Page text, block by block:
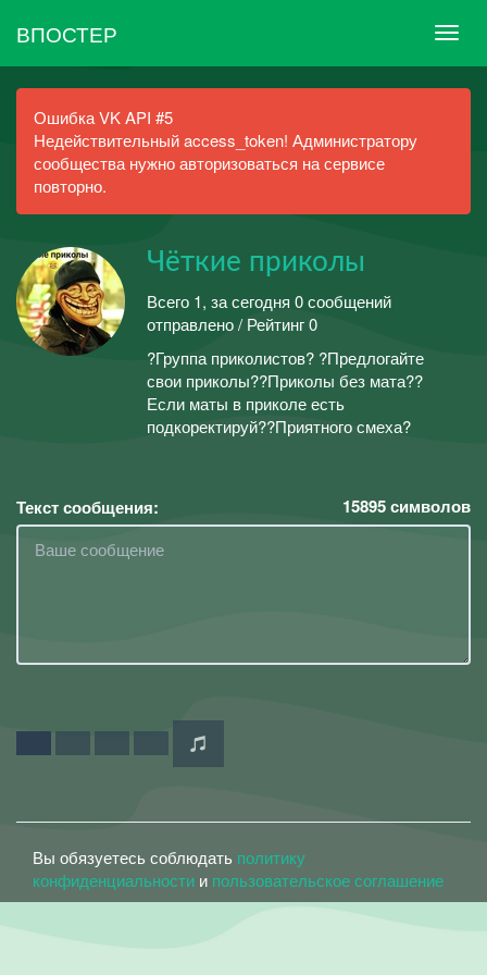
ВПОСТЕР
Ошибка VK API #5
Недействительный access_token! Администратору
сообщества нужно авторизоваться на сервисе
повторно.
Чёткие приколы
Всего 1, за сегодня 0 сообщений
отправлено / Рейтинг 0
?Группа приколистов? ?️Предлогайте
свои приколы?️?Приколы без мата??
Если маты в приколе есть
подкоректируй??Приятного смеха?
Текст сообщения: 15895символов
Вы обязуетесь соблюдать политику
конфиденциальности и пользовательское соглашение